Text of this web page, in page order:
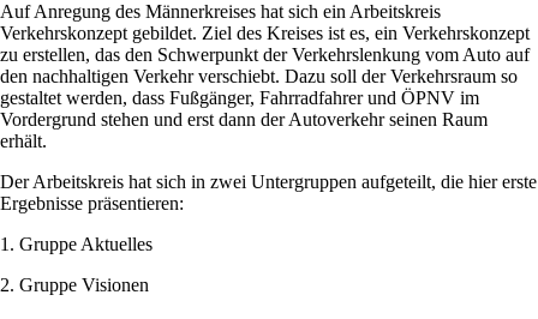
Auf Anregung des Männerkreises hat sich ein Arbeitskreis
Verkehrskonzept gebildet. Ziel des Kreises ist es, ein Verkehrskonzept
zu erstellen, das den Schwerpunkt der Verkehrslenkung vom Auto auf
den nachhaltigen Verkehr verschiebt. Dazu soll der Verkehrsraum so
gestaltet werden, dass Fußgänger, Fahrradfahrer und ÖPNV im
Vordergrund stehen und erst dann der Autoverkehr seinen Raum
erhält.
Der Arbeitskreis hat sich in zwei Untergruppen aufgeteilt, die hier erste
Ergebnisse präsentieren:
1. Gruppe Aktuelles
2. Gruppe Visionen